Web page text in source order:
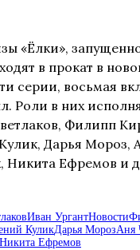
«Ёлки»,
в прокат в
серии, восьмая
Роли в них
Филипп
Дарья Мороз,
Никита Ефремов и
Иван УргантНовости
КуликДарья МорозАня
Никита Ефремов